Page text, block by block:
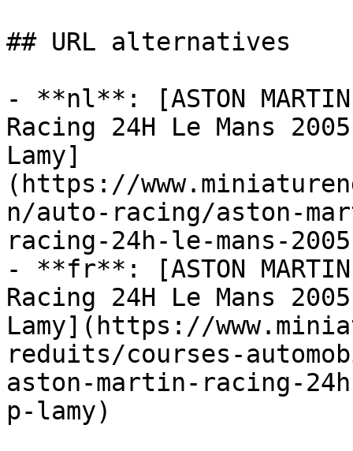
## URL alternatives
- **nl**: [ASTON
Racing 24H Le Mans
Lamy]
(https://
n/auto-racing/aston-
racing-24h-le-mans-
- **fr**: [ASTON
Racing 24H Le Mans
Lamy](https://
reduits/courses-
aston-martin-racing-
p-lamy)